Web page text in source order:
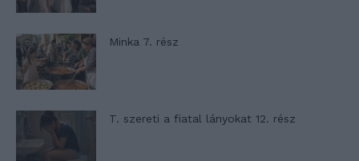
Minka 7. rész
T. szereti a fiatal lányokat 12. rész